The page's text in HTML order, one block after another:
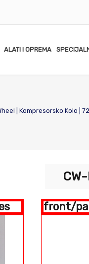
ALATI I OPREMA
| Kompresorsko Kolo |
front/